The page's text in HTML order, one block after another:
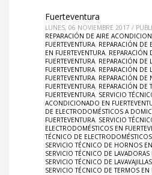
Fuerteventura
LUNES, 06 NOVIEMBRE 2017 /
REPARACIÓN DE AIRE
FUERTEVENTURA, REPARACIÓN DE
EN FUERTEVENTURA, REPARACIÓN
FUERTEVENTURA, REPARACIÓN DE
FUERTEVENTURA, REPARACIÓN DE
FUERTEVENTURA, REPARACIÓN DE
FUERTEVENTURA, REPARACIÓN DE
FUERTEVENTURA, SERVICIO
ACONDICIONADO EN
DE ELECTRODOMÉSTICOS A
FUERTEVENTURA, SERVICIO
ELECTRODOMÉSTICOS EN
TÉCNICO DE
SERVICIO TÉCNICO DE HORNOS
SERVICIO TÉCNICO DE LAVADORAS
SERVICIO TÉCNICO DE
SERVICIO TÉCNICO DE TERMOS EN